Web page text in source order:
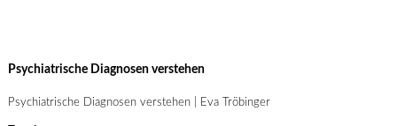
Psychiatrische Diagnosen verstehen
Psychiatrische Diagnosen verstehen | Eva Tröbinger